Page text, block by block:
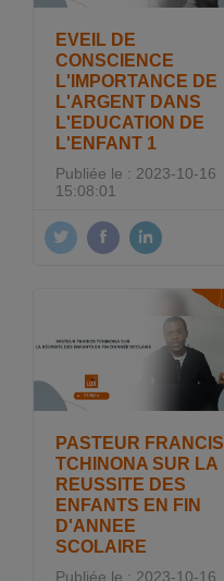
EVEIL DE
CONSCIENCE
L'IMPORTANCE DE
L'ARGENT DANS
L'EDUCATION DE
L'ENFANT 1
Publiée le : 2023-10-16
15:08:01
PASTEUR FRANCIS
TCHINONA SUR LA
REUSSITE DES
ENFANTS EN FIN
D'ANNEE
SCOLAIRE
Publiée le : 2023-10-16